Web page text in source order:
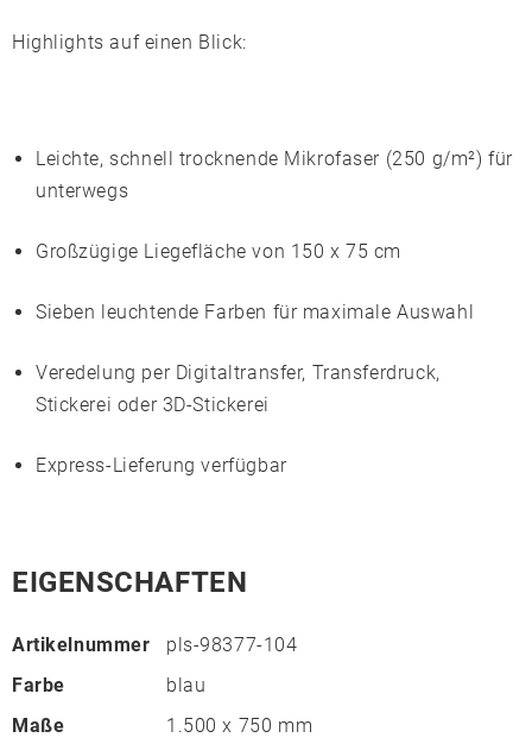
Highlights auf einen Blick:
Leichte, schnell trocknende Mikrofaser (250 g/m²) für
unterwegs
Großzügige Liegefläche von 150 x 75 cm
Sieben leuchtende Farben für maximale Auswahl
Veredelung per Digitaltransfer, Transferdruck,
Stickerei oder 3D-Stickerei
Express-Lieferung verfügbar
EIGENSCHAFTEN
Artikelnummer
pls-98377-104
Farbe
blau
Maße
1.500 x 750 mm